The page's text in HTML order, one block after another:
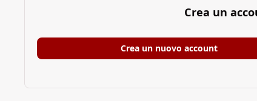
Crea un
Crea un nuovo account